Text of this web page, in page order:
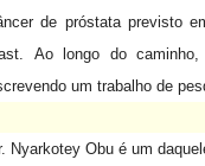
de próstata previsto
Ao longo do
um trabalho de
Nyarkotey Obu é um